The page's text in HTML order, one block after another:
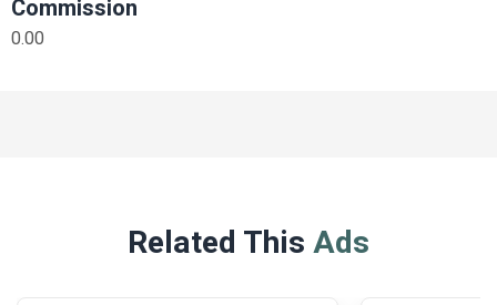
Commission
0.00
Related ThisAds